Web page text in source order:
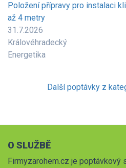
Položení přípravy pro instalaci
až 4 metry
31.7.2026
Královéhradecký
Energetika
Další poptávky z
O SLUŽBĚ
Firmyzarohem.cz je poptávkový